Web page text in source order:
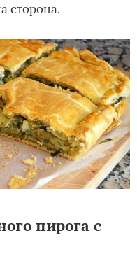
сторона.
пирога с